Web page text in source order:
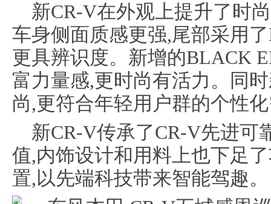
新CR-V在外观上提升了时
车身侧面质感更强,尾部采用
更具辨识度。新增的BLACK
富力量感,更时尚有活力。同
尚,更符合年轻用户群的个性
新CR-V传承了CR-V先进可
值,内饰设计和用料上也下足
置,以先端科技带来智能驾趣。